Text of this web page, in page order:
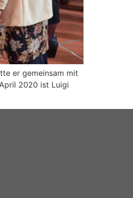
er gemeinsam mit
2020 ist Luigi